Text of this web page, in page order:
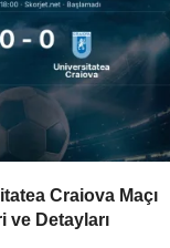
Craiova Maçı
ve Detayları